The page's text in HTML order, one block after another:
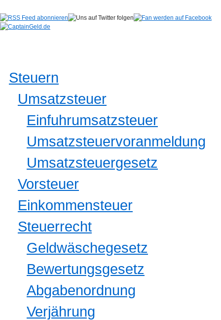
Steuern
Umsatzsteuer
Einfuhrumsatzsteuer
Umsatzsteuervoranmeldung
Umsatzsteuergesetz
Vorsteuer
Einkommensteuer
Steuerrecht
Geldwäschegesetz
Bewertungsgesetz
Abgabenordnung
Verjährung